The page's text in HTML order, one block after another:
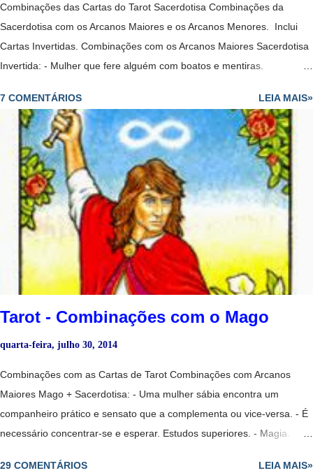
Combinações das Cartas do Tarot Sacerdotisa Combinações da
Sacerdotisa com os Arcanos Maiores e os Arcanos Menores. Inclui
Cartas Invertidas. Combinações com os Arcanos Maiores Sacerdotisa
Invertida: - Mulher que fere alguém com boatos e mentiras.
o que quer e ainda tem que aprender muitas coisas para avançar. -
Revelação vem tarde demais; perdeu a oportunidade. - Todos os
caminhos estão abertos para o consulente. - Mulher que perde os
papéis. - Perda de controle. - Pessoa que ajuda a outra a manter o
foco. - Mulher sábia que dá passos ousados no amor​​. - Portas abertas
da iluminação espiritual, mas deve tomar cuidado para não se perder
em fantasias. - Pode representar uma mulher imprudente e
excessivamente idealista e sonhadora. - Amor que não se expressa e
que finalmente se liberta. - Relação passageira. - No dinheiro, cuidado
com suas economias, possível desperdício de...
7 COMENTÁRIOS LEIA MAIS»
Tarot - Combinações com o Mago
quarta-feira, julho 30, 2014
Combinações com as Cartas de Tarot Combinações com Arcanos
Maiores Mago + Sacerdotisa: - Uma mulher sábia encontra um
companheiro prático e sensato que a complementa ou vice-versa. - É
necessário concentrar-se e esperar. Estudos superiores. - Magia.
29 COMENTÁRIOS LEIA MAIS»